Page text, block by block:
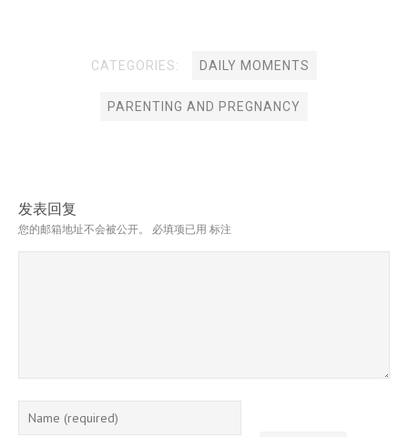
CATEGORIES: DAILY MOMENTS
PARENTING AND PREGNANCY
发表回复
您的邮箱地址不会被公开。 必填项已用 标注